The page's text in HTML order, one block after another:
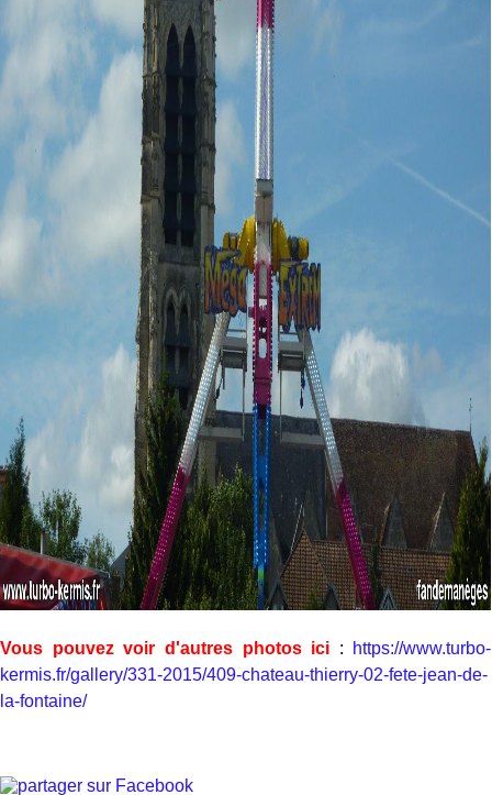
Vous pouvez voir d'autres photos ici : https://www.turbo-
kermis.fr/gallery/331-2015/409-chateau-thierry-02-fete-jean-de-
la-fontaine/